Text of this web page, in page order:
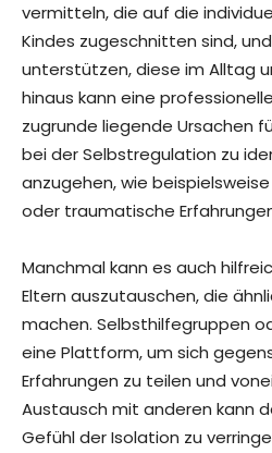
vermitteln, die auf die
Kindes zugeschnitten sind,
unterstützen, diese im Alltag
hinaus kann eine
zugrunde liegende Ursachen
bei der Selbstregulation zu
anzugehen, wie
oder traumatische
Manchmal kann es auch
Eltern auszutauschen, die
machen. Selbsthilfegruppen
eine Plattform, um sich
Erfahrungen zu teilen und
Austausch mit anderen kann
Gefühl der Isolation zu